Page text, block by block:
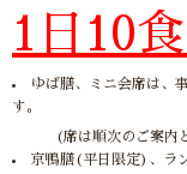
1日10
ゆば膳、ミニ会席は、
す。
(席は順次のご案内と
京鴨膳(平日限定)、ラ